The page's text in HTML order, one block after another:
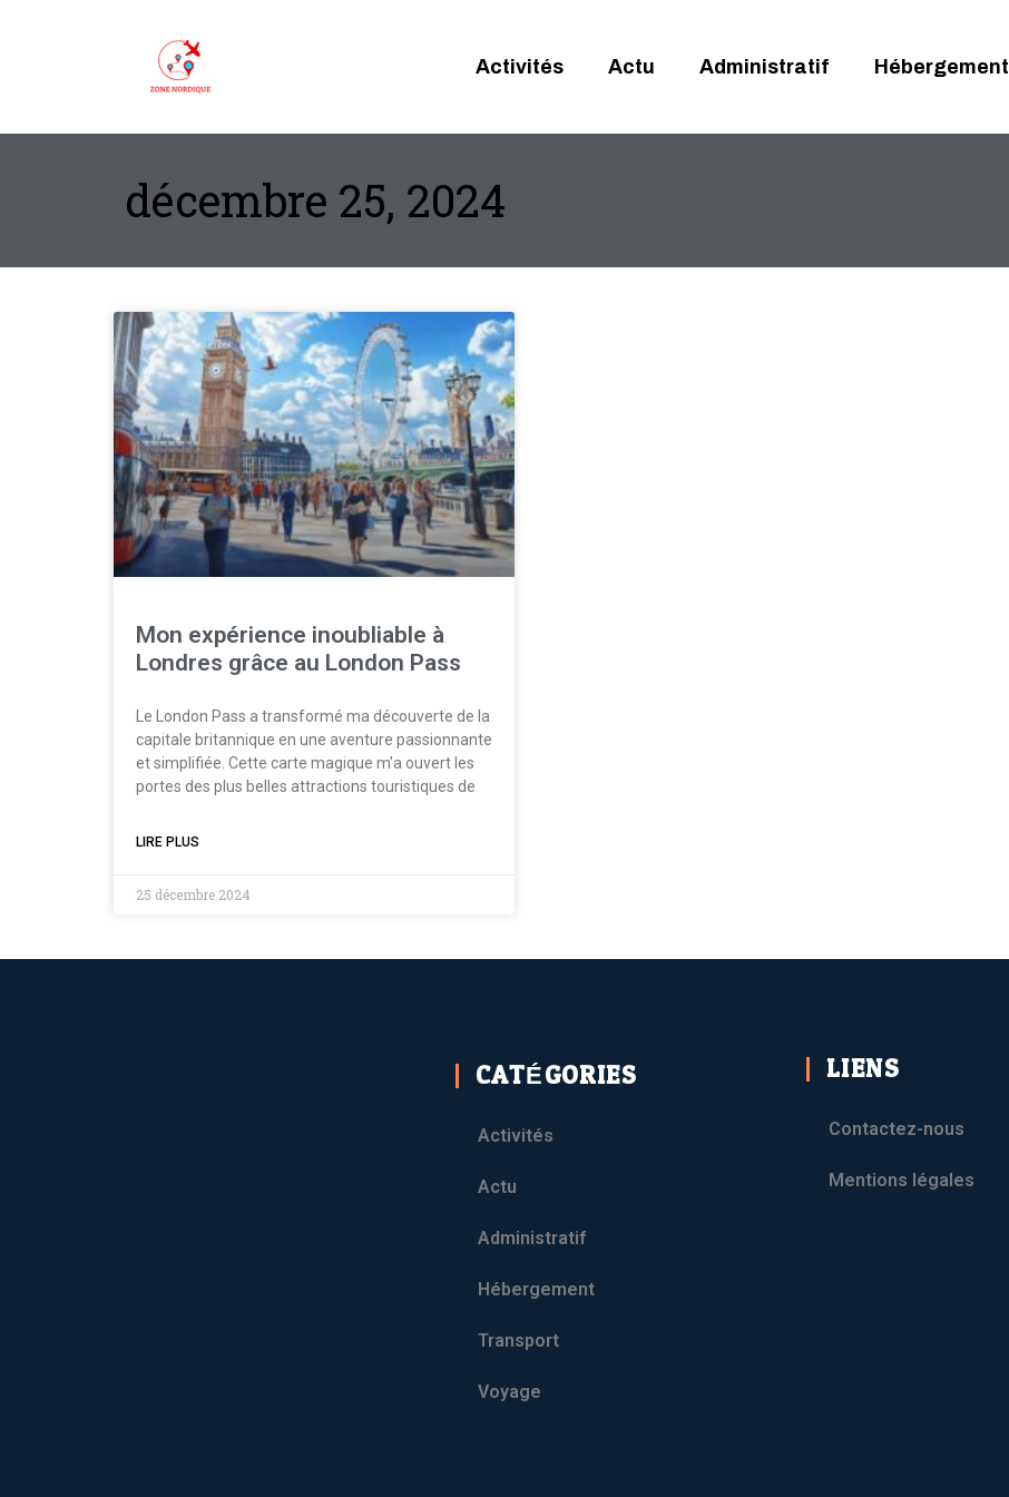
Activités Actu Administratif Hébergement
décembre 25, 2024
Mon expérience inoubliable à
Londres grâce au London Pass
Le London Pass a transformé ma découverte de la
capitale britannique en une aventure passionnante
et simplifiée. Cette carte magique m'a ouvert les
portes des plus belles attractions touristiques de
LIRE PLUS
25 décembre 2024
CATÉGORIES
Activités
Actu
Administratif
Hébergement
Transport
Voyage
LIENS
Contactez-nous
Mentions légales